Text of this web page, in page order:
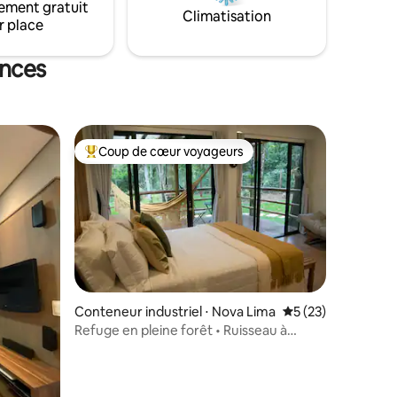
gratuit
place
Climatisation
Coups de cœur voyageurs les plus appréciés
Coup de cœur voyageurs
Conteneur industriel ⋅ Nova Lima Évaluation
5 (23)
Refuge en pleine forêt • Ruisseau à